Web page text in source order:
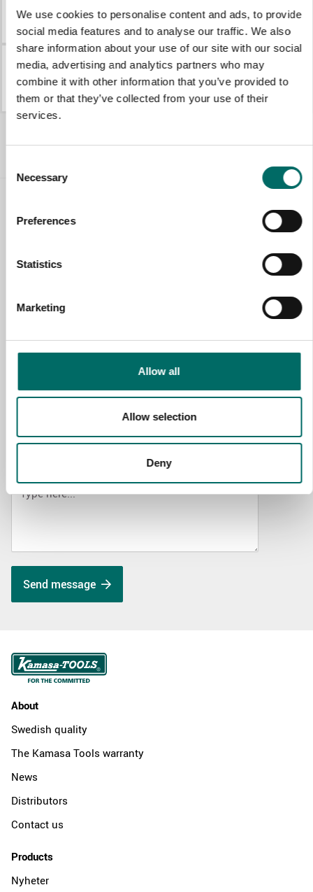
We use cookies to personalise content and ads, to provide
social media features and to analyse our traffic. We also
share information about your use of our site with our social
media, advertising and analytics partners who may
combine it with other information that you’ve provided to
them or that they’ve collected from your use of their
services.
Selection
Necessary
Preferences
Statistics
Marketing
Allow all
Allow selection
Deny
K 9844 K 9846
K 9850
K 9850
K 9852
Contact us
NAME
Send message
About
Swedish quality
The Kamasa Tools warranty
News
Distributors
Contact us
Products
Nyheter